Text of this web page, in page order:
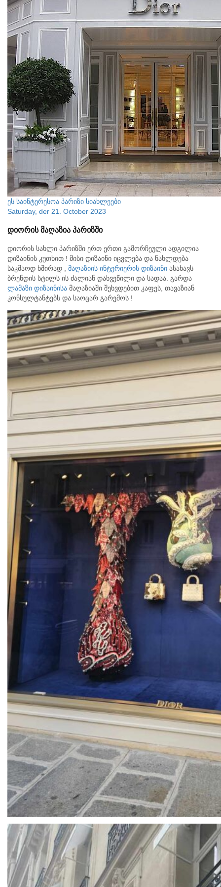
ეს საინტერესოა პარიზი სიახლეები
Saturday, der 21. October 2023
დიორის მაღაზია პარიზში
დიორის სახლი პარიზში ერთ ერთი გამორჩეული ადგილია
დიზაინის კუთხით ! მისი დიზაინი იცვლება და ნახლდება
საკმაოდ ხშირად , მაღაზიის ინტერიერის დიზაინი ასახავს
ბრენდის სტილს ის ძალიან დახვეწილი და სადაა. გარდა
ლამაზი დიზაინისა მაღაზიაში შეხვდებით კაფეს, თავაზიან
კონსულტანტებს და საოცარ გარემოს !